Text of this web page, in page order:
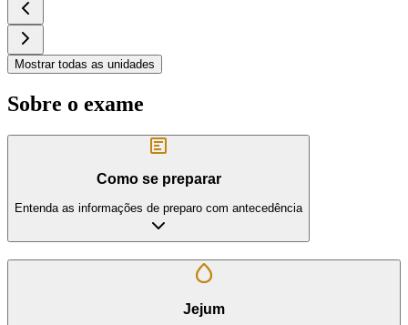
Mostrar todas as unidades
Sobre o exame
Como se preparar
Entenda as informações de preparo com antecedência
Jejum